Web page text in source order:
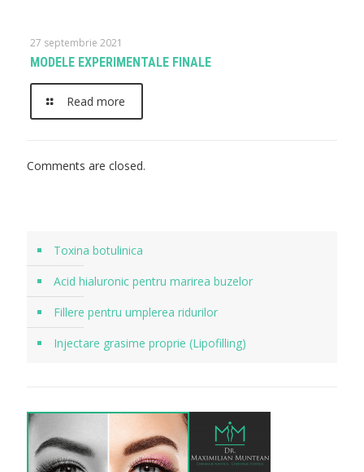
27 septembrie 2021
MODELE EXPERIMENTALE FINALE
Read more
Comments are closed.
Toxina botulinica
Acid hialuronic pentru marirea buzelor
Fillere pentru umplerea ridurilor
Injectare grasime proprie (Lipofilling)